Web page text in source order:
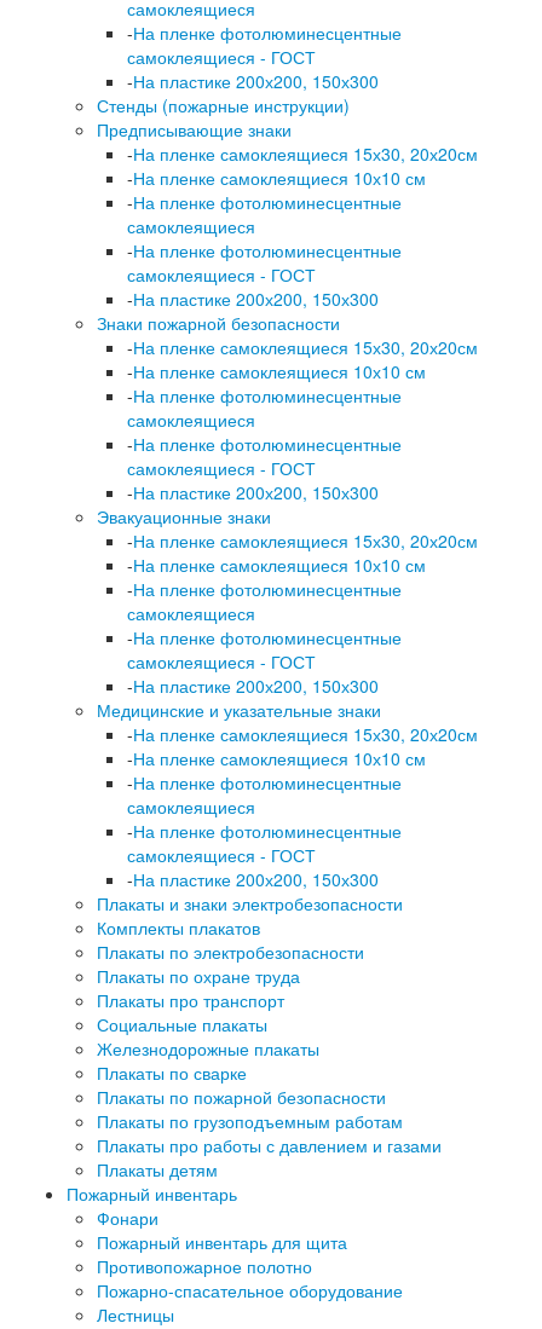
самоклеящиеся
-На пленке фотолюминесцентные
самоклеящиеся - ГОСТ
-На пластике 200х200, 150х300
Стенды (пожарные инструкции)
Предписывающие знаки
-На пленке самоклеящиеся 15х30, 20х20см
-На пленке самоклеящиеся 10х10 см
-На пленке фотолюминесцентные
самоклеящиеся
-На пленке фотолюминесцентные
самоклеящиеся - ГОСТ
-На пластике 200х200, 150х300
Знаки пожарной безопасности
-На пленке самоклеящиеся 15х30, 20х20см
-На пленке самоклеящиеся 10х10 см
-На пленке фотолюминесцентные
самоклеящиеся
-На пленке фотолюминесцентные
самоклеящиеся - ГОСТ
-На пластике 200х200, 150х300
Эвакуационные знаки
-На пленке самоклеящиеся 15х30, 20х20см
-На пленке самоклеящиеся 10х10 см
-На пленке фотолюминесцентные
самоклеящиеся
-На пленке фотолюминесцентные
самоклеящиеся - ГОСТ
-На пластике 200х200, 150х300
Медицинские и указательные знаки
-На пленке самоклеящиеся 15х30, 20х20см
-На пленке самоклеящиеся 10х10 см
-На пленке фотолюминесцентные
самоклеящиеся
-На пленке фотолюминесцентные
самоклеящиеся - ГОСТ
-На пластике 200х200, 150х300
Плакаты и знаки электробезопасности
Комплекты плакатов
Плакаты по электробезопасности
Плакаты по охране труда
Плакаты про транспорт
Социальные плакаты
Железнодорожные плакаты
Плакаты по сварке
Плакаты по пожарной безопасности
Плакаты по грузоподъемным работам
Плакаты про работы с давлением и газами
Плакаты детям
Пожарный инвентарь
Фонари
Пожарный инвентарь для щита
Противопожарное полотно
Пожарно-спасательное оборудование
Лестницы